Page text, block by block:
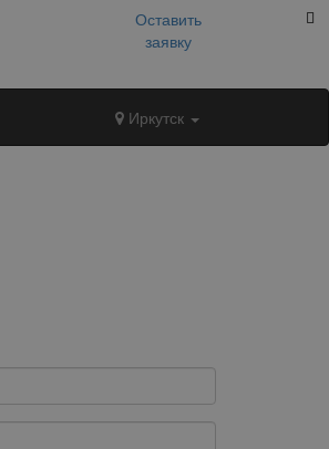
Оставить
заявку
Иркутск